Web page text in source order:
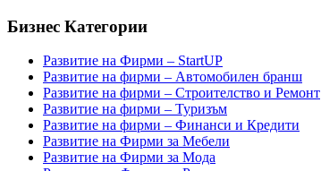
Бизнес Категории
Развитие на Фирми – StartUP
Развитие на фирми – Автомобилен бранш
Развитие на фирми – Строителство и Ремонт
Развитие на фирми – Туризъм
Развитие на фирми – Финанси и Кредити
Развитие на Фирми за Мебели
Развитие на Фирми за Мода